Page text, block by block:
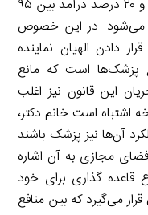
درصدی‌های هیات علمی توزیع می‌شود و ۲۰ درصد درآمد بین ۹۵
می‌شود. در این خصوص
دادن الهیان نماینده
پزشک‌ها است که مانع
این قانون نیز اغلب
اشتباه است خانم دکتر،
آن‌ها نیز پزشک باشند
مجازی به آن اشاره
قاعده گذاری برای خود
می‌گیرد که بین منافع